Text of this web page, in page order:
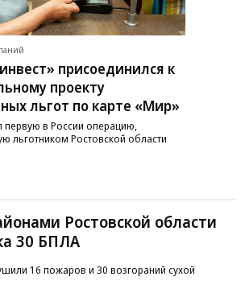
присоединился к
проекту
льгот по карте «Мир»
первую в России операцию,
льготником Ростовской области
Ростовской области
30 БПЛА
16 пожаров и 30 возгораний сухой